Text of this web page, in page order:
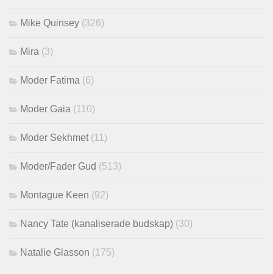
Mike Quinsey (326)
Mira (3)
Moder Fatima (6)
Moder Gaia (110)
Moder Sekhmet (11)
Moder/Fader Gud (513)
Montague Keen (92)
Nancy Tate (kanaliserade budskap) (30)
Natalie Glasson (175)